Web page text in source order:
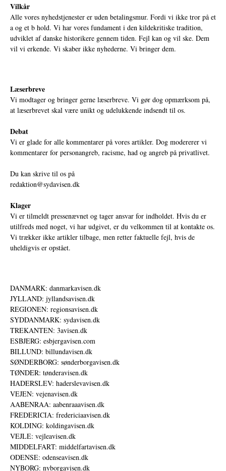
Vilkår
Alle vores nyhedstjenester er uden betalingsmur. Fordi vi ikke tror på et
a og et b hold. Vi har vores fundament i den kildekritiske tradition,
udviklet af danske historikere gennem tiden. Fejl kan og vil ske. Dem
vil vi erkende. Vi skaber ikke nyhederne. Vi bringer dem.
Læserbreve
Vi modtager og bringer gerne læserbreve. Vi gør dog opmærksom på,
at læserbrevet skal være unikt og udelukkende indsendt til os.
Debat
Vi er glade for alle kommentarer på vores artikler. Dog modererer vi
kommentarer for personangreb, racisme, had og angreb på privatlivet.
Du kan skrive til os på
redaktion@sydavisen.dk
Klager
Vi er tilmeldt pressenævnet og tager ansvar for indholdet. Hvis du er
utilfreds med noget, vi har udgivet, er du velkommen til at kontakte os.
Vi trækker ikke artikler tilbage, men retter faktuelle fejl, hvis de
uheldigvis er opstået.
DANMARK: danmarkavisen.dk
JYLLAND: jyllandsavisen.dk
REGIONEN: regionsavisen.dk
SYDDANMARK: sydavisen.dk
TREKANTEN: 3avisen.dk
ESBJERG: esbjergavisen.com
BILLUND: billundavisen.dk
SØNDERBORG: sønderborgavisen.dk
TØNDER: tønderavisen.dk
HADERSLEV: haderslevavisen.dk
VEJEN: vejenavisen.dk
AABENRAA: aabenraaavisen.dk
FREDERICIA: fredericiaavisen.dk
KOLDING: koldingavisen.dk
VEJLE: vejleavisen.dk
MIDDELFART: middelfartavisen.dk
ODENSE: odenseavisen.dk
NYBORG: nyborgavisen.dk